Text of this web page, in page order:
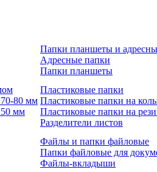
Папки планшеты и
Адресные папки
Папки планшеты
80 мм
мм
Пластиковые папки
Пластиковые папки на
Пластиковые папки на
Разделители листов
Файлы и папки файловые
Папки файловые для
Файлы-вкладыши